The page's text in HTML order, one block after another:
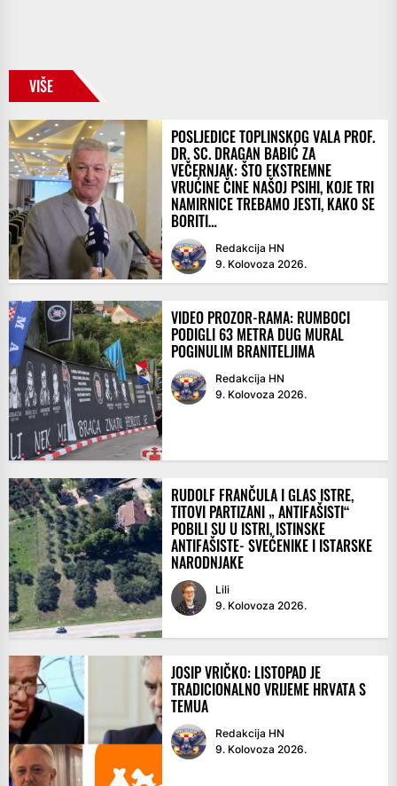
VIŠE
POSLJEDICE TOPLINSKOG VALA PROF.
DR. SC. DRAGAN BABIĆ ZA
VEČERNJAK: ŠTO EKSTREMNE
VRUĆINE ČINE NAŠOJ PSIHI, KOJE TRI
NAMIRNICE TREBAMO JESTI, KAKO SE
BORITI…
Redakcija HN
9. Kolovoza 2026.
VIDEO PROZOR-RAMA: RUMBOCI
PODIGLI 63 METRA DUG MURAL
POGINULIM BRANITELJIMA
Redakcija HN
9. Kolovoza 2026.
RUDOLF FRANČULA I GLAS ISTRE,
TITOVI PARTIZANI „ ANTIFAŠISTI“
POBILI SU U ISTRI, ISTINSKE
ANTIFAŠISTE- SVEĆENIKE I ISTARSKE
NARODNJAKE
Lili
9. Kolovoza 2026.
JOSIP VRIČKO: LISTOPAD JE
TRADICIONALNO VRIJEME HRVATA S
TEMUA
Redakcija HN
9. Kolovoza 2026.